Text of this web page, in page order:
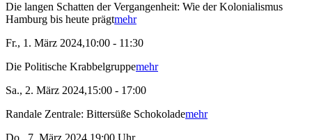
Die langen Schatten der Vergangenheit: Wie der Kolonialismus
Hamburg bis heute prägtmehr
Fr., 1. März 2024,10:00 - 11:30
Die Politische Krabbelgruppemehr
Sa., 2. März 2024,15:00 - 17:00
Randale Zentrale: Bittersüße Schokolademehr